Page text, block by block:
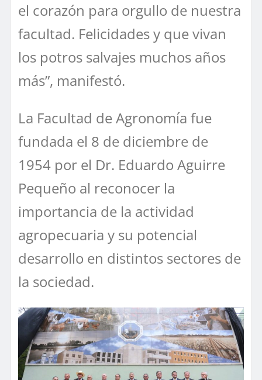
el corazón para orgullo de nuestra
facultad. Felicidades y que vivan
los potros salvajes muchos años
más”, manifestó.
La Facultad de Agronomía fue
fundada el 8 de diciembre de
1954 por el Dr. Eduardo Aguirre
Pequeño al reconocer la
importancia de la actividad
agropecuaria y su potencial
desarrollo en distintos sectores de
la sociedad.